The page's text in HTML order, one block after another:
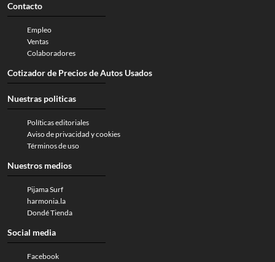
Contacto
Empleo
Ventas
Colaboradores
Cotizador de Precios de Autos Usados
Nuestras politicas
Políticas editoriales
Aviso de privacidad y cookies
Términos de uso
Nuestros medios
Pijama Surf
harmonia.la
Dondé Tienda
Social media
Facebook